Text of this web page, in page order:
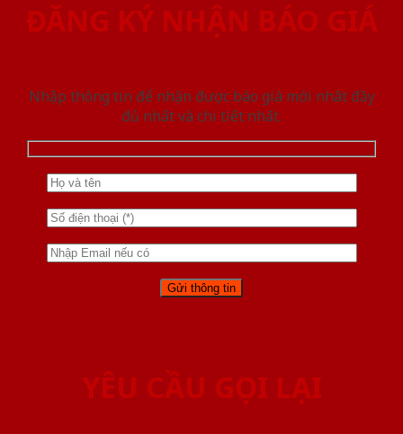
ĐĂNG KÝ NHẬN BÁO GIÁ
Nhập thông tin để nhận được báo giá mới nhât đầy
đủ nhất và chi tiết nhất.
YÊU CẦU GỌI LẠI